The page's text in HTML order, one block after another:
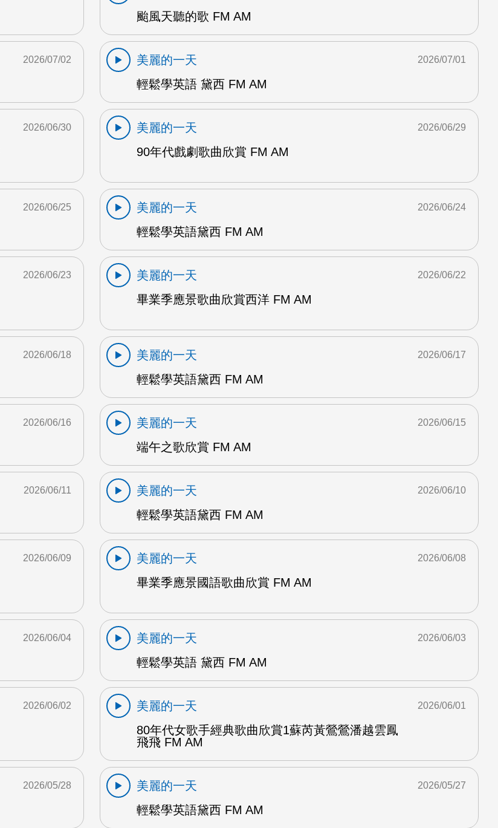
颱風天聽的歌 FM AM
2026/07/02
美麗的一天
輕鬆學英語 黛西 FM AM
2026/07/01
2026/06/30
美麗的一天
90年代戲劇歌曲欣賞 FM AM
2026/06/29
2026/06/25
美麗的一天
輕鬆學英語黛西 FM AM
2026/06/24
2026/06/23
美麗的一天
畢業季應景歌曲欣賞西洋 FM AM
2026/06/22
2026/06/18
美麗的一天
輕鬆學英語黛西 FM AM
2026/06/17
2026/06/16
美麗的一天
端午之歌欣賞 FM AM
2026/06/15
2026/06/11
美麗的一天
輕鬆學英語黛西 FM AM
2026/06/10
2026/06/09
美麗的一天
畢業季應景國語歌曲欣賞 FM AM
2026/06/08
2026/06/04
美麗的一天
輕鬆學英語 黛西 FM AM
2026/06/03
2026/06/02
美麗的一天
80年代女歌手經典歌曲欣賞1蘇芮黃鶯鶯潘越雲鳳
飛飛 FM AM
2026/06/01
2026/05/28
美麗的一天
輕鬆學英語黛西 FM AM
2026/05/27